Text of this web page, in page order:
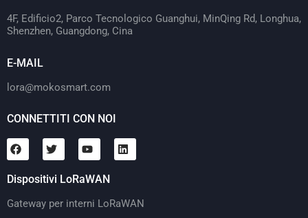
4F, Edificio2, Parco Tecnologico Guanghui, MinQing Rd, Longhua,
Shenzhen, Guangdong, Cina
E-MAIL
lora@mokosmart.com
CONNETTITI CON NOI
Dispositivi LoRaWAN
Gateway per interni LoRaWAN